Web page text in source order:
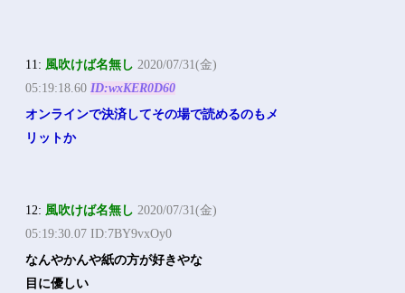
11: 風吹けば名無し 2020/07/31(金)
05:19:18.60ID:wxKER0D60
オンラインで決済してその場で読めるのもメ
リットか
12: 風吹けば名無し 2020/07/31(金)
05:19:30.07 ID:7BY9vxOy0
なんやかんや紙の方が好きやな
目に優しい